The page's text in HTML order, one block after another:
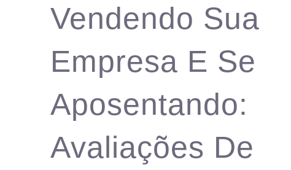
Vendendo Sua
Empresa E Se
Aposentando:
Avaliações De